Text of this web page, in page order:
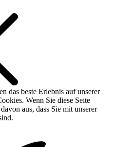
das beste Erlebnis auf unserer
Wenn Sie diese Seite
aus, dass Sie mit unserer